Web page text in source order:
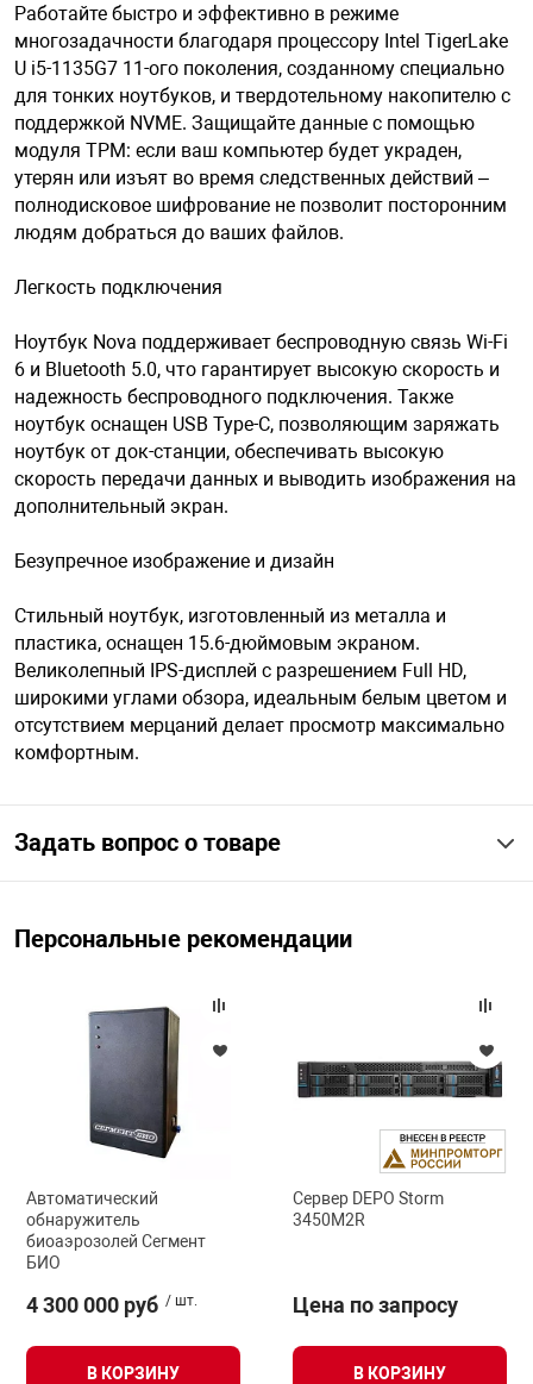
безопасность
оборудование
Работайте быстро и эффективно в режиме
многозадачности благодаря процессору Intel TigerLake
U i5-1135G7 11-ого поколения, созданному специально
для тонких ноутбуков, и твердотельному накопителю с
поддержкой NVME. Защищайте данные с помощью
модуля TPM: если ваш компьютер будет украден,
утерян или изъят во время следственных действий –
полнодисковое шифрование не позволит посторонним
людям добраться до ваших файлов.
Легкость подключения
Ноутбук Nova поддерживает беспроводную связь Wi-Fi
6 и Bluetooth 5.0, что гарантирует высокую скорость и
надежность беспроводного подключения. Также
ноутбук оснащен USB Type-C, позволяющим заряжать
ноутбук от док-станции, обеспечивать высокую
скорость передачи данных и выводить изображения на
дополнительный экран.
Безупречное изображение и дизайн
Стильный ноутбук, изготовленный из металла и
пластика, оснащен 15.6-дюймовым экраном.
Великолепный IPS-дисплей с разрешением Full HD,
широкими углами обзора, идеальным белым цветом и
отсутствием мерцаний делает просмотр максимально
комфортным.
Задать вопрос о товаре
Персональные рекомендации
Автоматический
обнаружитель
биоаэрозолей Сегмент
БИО
4 300 000 руб / шт.
В КОРЗИНУ
Сервер DEPO Storm
3450M2R
Цена по запросу
В КОРЗИНУ